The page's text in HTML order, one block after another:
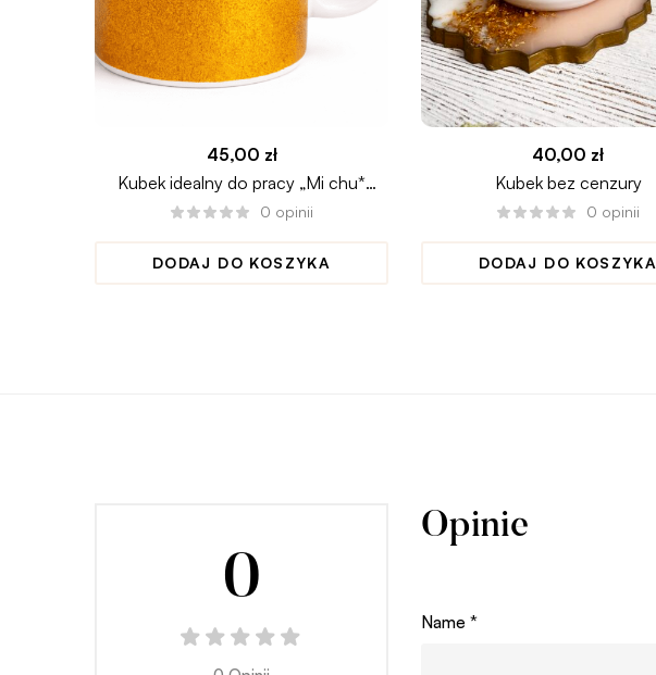
45,00 zł
Kubek idealny do pracy „Mi chu*
j*bany ciśnienie podniósł”
0 opinii
DODAJ DO KOSZYKA
40,00 zł
Kubek bez cenzury
0 opinii
DODAJ DO KOSZYKA
0
Opinie
Name *